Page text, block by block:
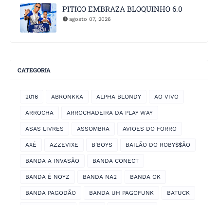
PITICO EMBRAZA BLOQUINHO 6.0
agosto 07, 2026
CATEGORIA
2016 ABRONKKA ALPHA BLONDY AO VIVO
ARROCHA ARROCHADEIRA DA PLAY WAY
ASAS LIVRES ASSOMBRA AVIOES DO FORRO
AXÉ AZZEVIXE B'BOYS BAILÃO DO ROBY$$ÃO
BANDA A INVASÃO BANDA CONECT
BANDA É NOYZ BANDA NA2 BANDA OK
BANDA PAGODÃO BANDA UH PAGOFUNK BATUCK